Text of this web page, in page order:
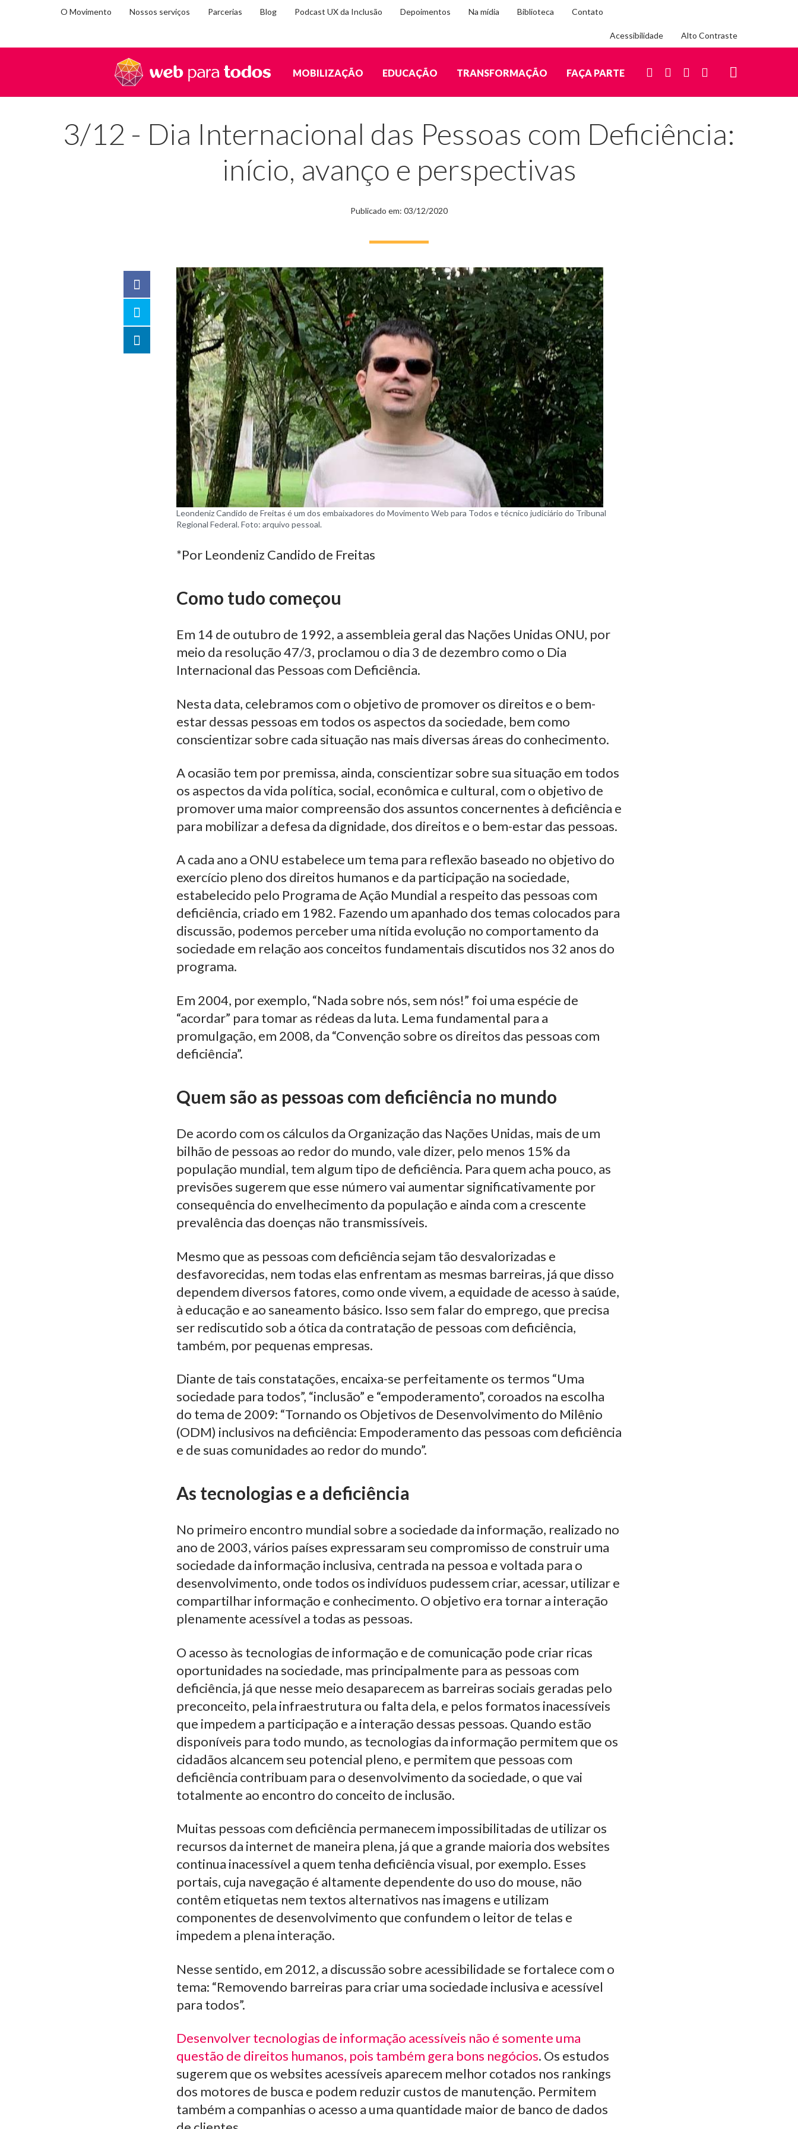
O Movimento Nossos serviços Parcerias Blog Podcast UX da Inclusão Depoimentos Na mídia Biblioteca Contato
Acessibilidade Alto Contraste
MOBILIZAÇÃO EDUCAÇÃO TRANSFORMAÇÃO FAÇA PARTE
nos
nas
FACEBOOK
INSTAGRAM
YOUTUBE
LINKEDIN
BUSCA
3/12 – Dia Internacional das Pessoas com Deficiência: início, avanço e perspectivas
3/12 - Dia Internacional das Pessoas com Deficiência:
início, avanço e perspectivas
Publicado em: 03/12/2020
Facebook
Twitter
LinkedIn
compartilhar
Leondeniz Candido de Freitas é um dos embaixadores do Movimento Web para Todos e técnico judiciário do Tribunal
Regional Federal. Foto: arquivo pessoal.
*Por Leondeniz Candido de Freitas
Como tudo começou
Em 14 de outubro de 1992, a assembleia geral das Nações Unidas ONU, por
meio da resolução 47/3, proclamou o dia 3 de dezembro como o Dia
Internacional das Pessoas com Deficiência.
Nesta data, celebramos com o objetivo de promover os direitos e o bem-
estar dessas pessoas em todos os aspectos da sociedade, bem como
conscientizar sobre cada situação nas mais diversas áreas do conhecimento.
A ocasião tem por premissa, ainda, conscientizar sobre sua situação em todos
os aspectos da vida política, social, econômica e cultural, com o objetivo de
promover uma maior compreensão dos assuntos concernentes à deficiência e
para mobilizar a defesa da dignidade, dos direitos e o bem-estar das pessoas.
A cada ano a ONU estabelece um tema para reflexão baseado no objetivo do
exercício pleno dos direitos humanos e da participação na sociedade,
estabelecido pelo Programa de Ação Mundial a respeito das pessoas com
deficiência, criado em 1982. Fazendo um apanhado dos temas colocados para
discussão, podemos perceber uma nítida evolução no comportamento da
sociedade em relação aos conceitos fundamentais discutidos nos 32 anos do
programa.
Em 2004, por exemplo, “Nada sobre nós, sem nós!” foi uma espécie de
“acordar” para tomar as rédeas da luta. Lema fundamental para a
promulgação, em 2008, da “Convenção sobre os direitos das pessoas com
deficiência”.
Quem são as pessoas com deficiência no mundo
De acordo com os cálculos da Organização das Nações Unidas, mais de um
bilhão de pessoas ao redor do mundo, vale dizer, pelo menos 15% da
população mundial, tem algum tipo de deficiência. Para quem acha pouco, as
previsões sugerem que esse número vai aumentar significativamente por
consequência do envelhecimento da população e ainda com a crescente
prevalência das doenças não transmissíveis.
Mesmo que as pessoas com deficiência sejam tão desvalorizadas e
desfavorecidas, nem todas elas enfrentam as mesmas barreiras, já que disso
dependem diversos fatores, como onde vivem, a equidade de acesso à saúde,
à educação e ao saneamento básico. Isso sem falar do emprego, que precisa
ser rediscutido sob a ótica da contratação de pessoas com deficiência,
também, por pequenas empresas.
Diante de tais constatações, encaixa-se perfeitamente os termos “Uma
sociedade para todos”, “inclusão” e “empoderamento”, coroados na escolha
do tema de 2009: “Tornando os Objetivos de Desenvolvimento do Milênio
(ODM) inclusivos na deficiência: Empoderamento das pessoas com deficiência
e de suas comunidades ao redor do mundo”.
As tecnologias e a deficiência
No primeiro encontro mundial sobre a sociedade da informação, realizado no
ano de 2003, vários países expressaram seu compromisso de construir uma
sociedade da informação inclusiva, centrada na pessoa e voltada para o
desenvolvimento, onde todos os indivíduos pudessem criar, acessar, utilizar e
compartilhar informação e conhecimento. O objetivo era tornar a interação
plenamente acessível a todas as pessoas.
O acesso às tecnologias de informação e de comunicação pode criar ricas
oportunidades na sociedade, mas principalmente para as pessoas com
deficiência, já que nesse meio desaparecem as barreiras sociais geradas pelo
preconceito, pela infraestrutura ou falta dela, e pelos formatos inacessíveis
que impedem a participação e a interação dessas pessoas. Quando estão
disponíveis para todo mundo, as tecnologias da informação permitem que os
cidadãos alcancem seu potencial pleno, e permitem que pessoas com
deficiência contribuam para o desenvolvimento da sociedade, o que vai
totalmente ao encontro do conceito de inclusão.
Muitas pessoas com deficiência permanecem impossibilitadas de utilizar os
recursos da internet de maneira plena, já que a grande maioria dos websites
continua inacessível a quem tenha deficiência visual, por exemplo. Esses
portais, cuja navegação é altamente dependente do uso do mouse, não
contêm etiquetas nem textos alternativos nas imagens e utilizam
componentes de desenvolvimento que confundem o leitor de telas e
impedem a plena interação.
Nesse sentido, em 2012, a discussão sobre acessibilidade se fortalece com o
tema: “Removendo barreiras para criar uma sociedade inclusiva e acessível
para todos”.
Desenvolver tecnologias de informação acessíveis não é somente uma
questão de direitos humanos, pois também gera bons negócios. Os estudos
sugerem que os websites acessíveis aparecem melhor cotados nos rankings
dos motores de busca e podem reduzir custos de manutenção. Permitem
também a companhias o acesso a uma quantidade maior de banco de dados